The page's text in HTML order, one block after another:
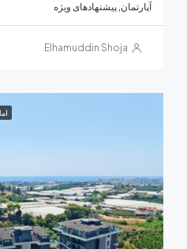
پیشنهادهای ویژه
Elhamuddin Shoja